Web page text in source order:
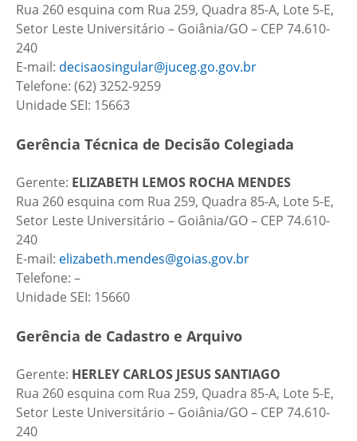
Rua 260 esquina com Rua 259, Quadra 85-A, Lote 5-E,
Setor Leste Universitário – Goiânia/GO – CEP 74.610-
240
E-mail: decisaosingular@juceg.go.gov.br
Telefone: (62) 3252-9259
Unidade SEI: 15663
Gerência Técnica de Decisão Colegiada
Gerente: ELIZABETH LEMOS ROCHA MENDES
Rua 260 esquina com Rua 259, Quadra 85-A, Lote 5-E,
Setor Leste Universitário – Goiânia/GO – CEP 74.610-
240
E-mail: elizabeth.mendes@goias.gov.br
Telefone: –
Unidade SEI: 15660
Gerência de Cadastro e Arquivo
Gerente: HERLEY CARLOS JESUS SANTIAGO
Rua 260 esquina com Rua 259, Quadra 85-A, Lote 5-E,
Setor Leste Universitário – Goiânia/GO – CEP 74.610-
240